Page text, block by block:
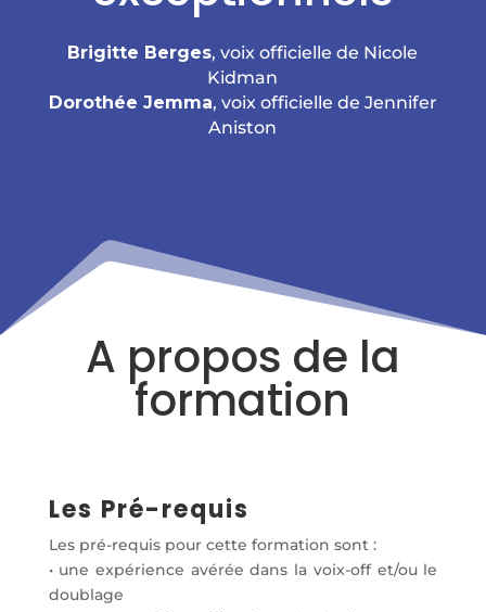
Brigitte Berges, voix officielle de Nicole
Kidman
Dorothée Jemma, voix officielle de Jennifer
Aniston
A propos de la
formation
Les Pré-requis
Les pré-requis pour cette formation sont :
• une expérience avérée dans la voix-off et/ou le
doublage